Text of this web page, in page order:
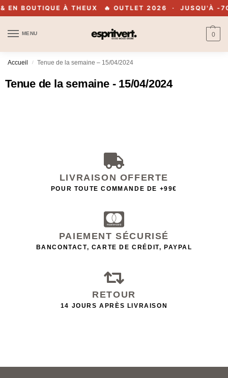
BOUTIQUE À THEUX 🔥 OUTLET 2026 · JUSQU'À -
MENU 0
Accueil / Tenue de la semaine – 15/04/2024
Tenue de la semaine - 15/04/2024
LIVRAISON OFFERTE
POUR TOUTE COMMANDE DE +99€
PAIEMENT SÉCURISÉ
BANCONTACT, CARTE DE CRÉDIT, PAYPAL
RETOUR
14 JOURS APRÈS LIVRAISON